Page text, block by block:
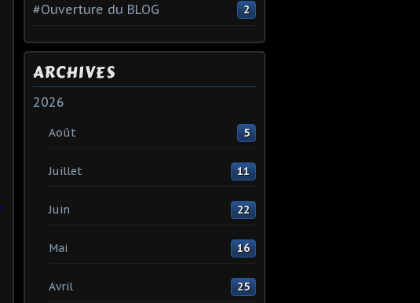
#Ouverture du BLOG 2
ARCHIVES
2026
Août 5
Juillet 11
Juin 22
Mai 16
Avril 25